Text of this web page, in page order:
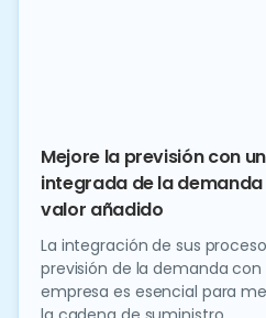
Mejore la previsión con
integrada de la
valor añadido
La integración de sus
previsión de la demanda
empresa es esencial para